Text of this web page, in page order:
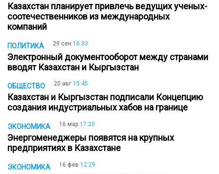
Казахстан планирует привлечь ведущих ученых-
соотечественников из международных
компаний
ПОЛИТИКА 29 сен 16:33
Электронный документооборот между странами
вводят Казахстан и Кыргызстан
ОБЩЕСТВО 20 авг 15:45
Казахстан и Кыргызстан подписали Концепцию
создания индустриальных хабов на границе
ЭКОНОМИКА 16 мар 17:20
Энергоменеджеры появятся на крупных
предприятиях в Казахстане
ЭКОНОМИКА 16 фев 12:29